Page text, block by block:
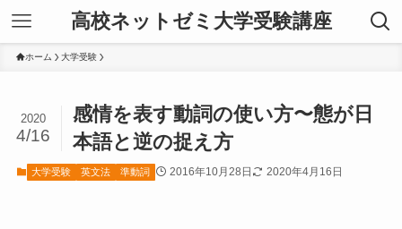
高校ネットゼミ大学受験講座
ホーム 大学受験
感情を表す動詞の使い方〜態が日
本語と逆の捉え方
2020
4/16
大学受験 英文法 準動詞 2016年10月28日 2020年4月16日